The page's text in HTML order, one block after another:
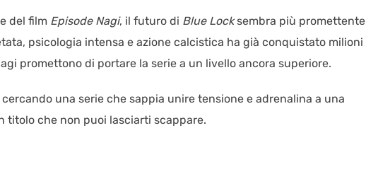
del film Episode Nagi, il futuro di Blue Locksembra più promettente
psicologia intensa e azione calcistica ha già conquistato milioni
promettono di portare la serie a un livello ancora superiore.
una serie che sappia unire tensione e adrenalina a una
titolo che non puoi lasciarti scappare.